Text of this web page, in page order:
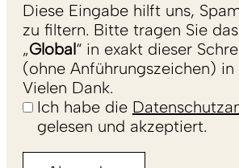
Diese Eingabe hilft uns,
zu filtern. Bitte tragen Sie
„Global“ in exakt dieser
(ohne Anführungszeichen) in
Vielen Dank.
Ich habe die
gelesen und akzeptiert.